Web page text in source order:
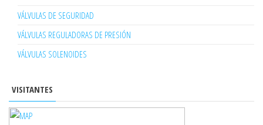
VÁLVULAS DE SEGURIDAD
VÁLVULAS REGULADORAS DE PRESIÓN
VÁLVULAS SOLENOIDES
VISITANTES